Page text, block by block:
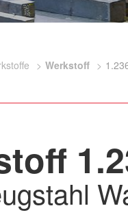
Werkstoff